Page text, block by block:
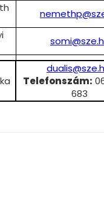
Telefonszám:
683